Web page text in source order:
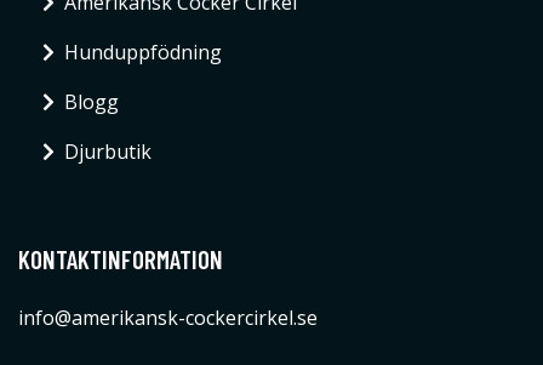
Hunduppfödning
Blogg
Djurbutik
KONTAKTINFORMATION
info@amerikansk-cockercirkel.se